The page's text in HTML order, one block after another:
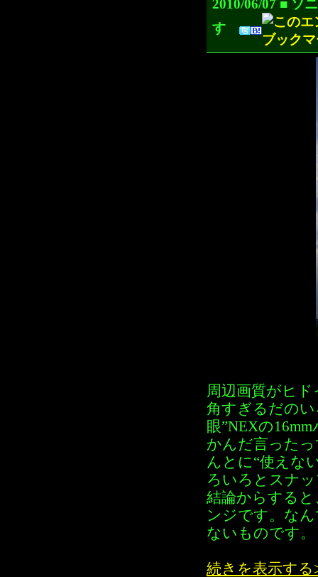
2010/06/07 ■ ソ
す
周辺画質がヒ
角すぎるだの
眼”NEXの
かんだ言った
んとに“使えな
ろいろとスナ
結論からすると
ンジです。な
ないものです。
続きを表示す